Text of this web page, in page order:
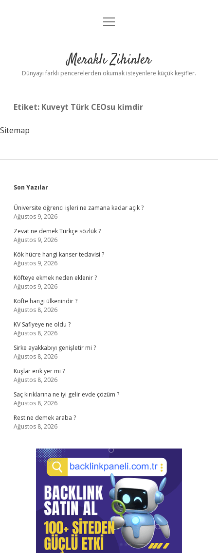
Anasayfa
Yasal Uyarı
menüyü
Meraklı Zihinler
Dünyayı farklı pencerelerden okumak isteyenlere küçük keşifler.
Etiket: Kuveyt Türk CEOsu kimdir
Sitemap
Sidebar
Son Yazılar
Üniversite öğrenci işleri ne zamana kadar açık ?
Ağustos 9, 2026
Zevat ne demek Türkçe sözlük ?
Ağustos 9, 2026
Kök hücre hangi kanser tedavisi ?
Ağustos 9, 2026
Köfteye ekmek neden eklenir ?
Ağustos 9, 2026
Köfte hangi ülkenindir ?
Ağustos 8, 2026
KV Safiyeye ne oldu ?
Ağustos 8, 2026
Sirke ayakkabıyı genişletir mi ?
Ağustos 8, 2026
Kuşlar erik yer mi ?
Ağustos 8, 2026
Saç kırıklarına ne iyi gelir evde çözüm ?
Ağustos 8, 2026
Rest ne demek araba ?
Ağustos 8, 2026